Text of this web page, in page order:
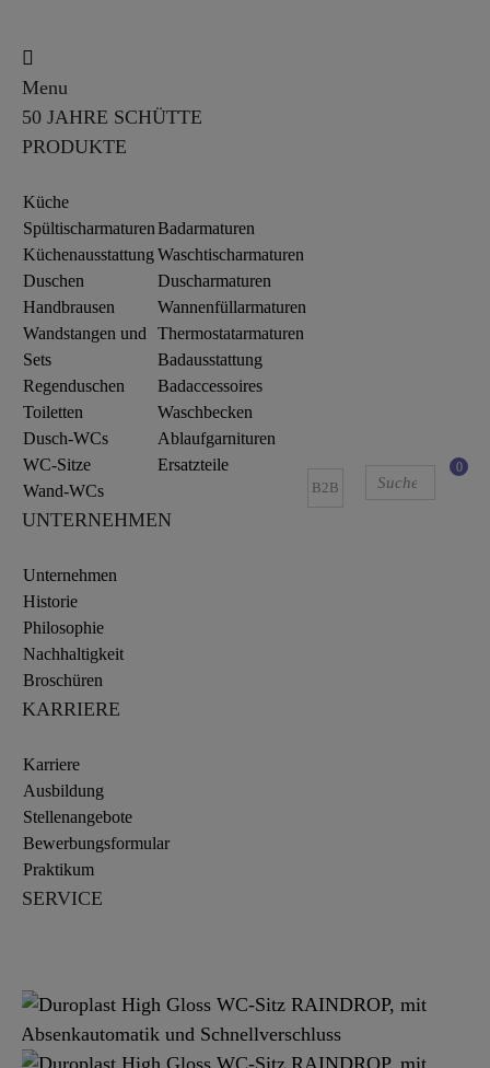
Menu
50 JAHRE SCHÜTTE
PRODUKTE
Küche
Spültischarmaturen
Küchenausstattung
Duschen
Handbrausen
Wandstangen und
Sets
Regenduschen
Toiletten
Dusch-WCs
WC-Sitze
Wand-WCs
Badarmaturen
Waschtischarmaturen
Duscharmaturen
Wannenfüllarmaturen
Thermostatarmaturen
Badausstattung
Badaccessoires
Waschbecken
Ablaufgarnituren
Ersatzteile
UNTERNEHMEN
Unternehmen
Historie
Philosophie
Nachhaltigkeit
Broschüren
KARRIERE
Karriere
Ausbildung
Stellenangebote
Bewerbungsformular
Praktikum
SERVICE
B2B
0